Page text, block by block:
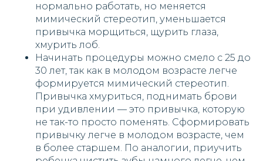
нормально работать, но меняется
мимический стереотип, уменьшается
привычка морщиться, щурить глаза,
хмурить лоб.
Начинать процедуры можно смело с 25 до
30 лет, так как в молодом возрасте легче
формируется мимический стереотип.
Привычка хмуриться, поднимать брови
при удивлении — это привычка, которую
не так-то просто поменять. Сформировать
привычку легче в молодом возрасте, чем
в более старшем. По аналогии, приучить